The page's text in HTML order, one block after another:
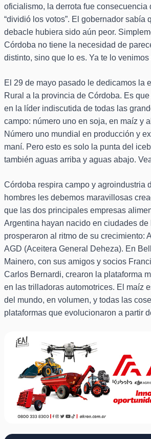
oficialismo, la derrota fue consecuencia
“dividió los votos”. El gobernador sabía
debacle hubiera sido aún peor.
Córdoba no tiene la necesidad de
distinto, sino que lo es. Ya te lo venimos
El 29 de mayo pasado le dedicamos la
Rural a la provincia de Córdoba. Es
en la líder indiscutida de todas las
campo: número uno en soja, en maíz y
Número uno mundial en producción y
maní. Pero esto es solo la punta del
también aguas arriba y aguas abajo.
Córdoba respira campo y agroindustria
hombres les debemos maravillosas
que las dos principales empresas
Argentina hayan nacido en ciudades
prosperaron al ritmo de su crecimiento:
AGD (Aceitera General Deheza). En
Mainero, con sus amigos y socios
Carlos Bernardi, crearon la plataforma
en las trilladoras automotrices. El maíz
del mundo, en volumen, y todas las
plataformas que evolucionaron a partir